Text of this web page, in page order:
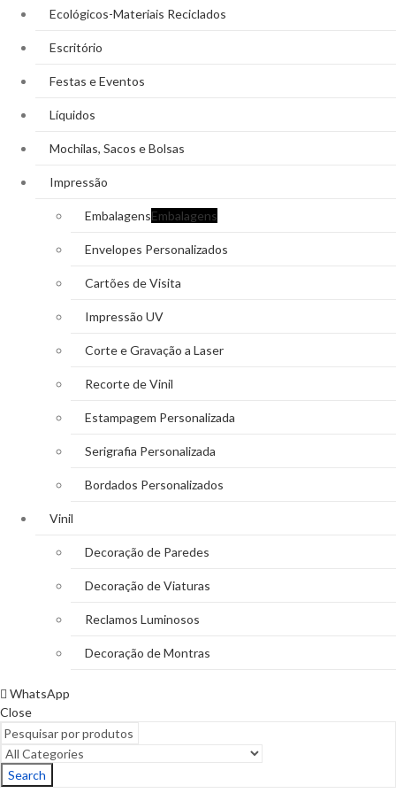
Ecológicos-Materiais Reciclados
Escritório
Festas e Eventos
Líquidos
Mochilas, Sacos e Bolsas
Impressão
EmbalagensEmbalagens
Envelopes Personalizados
Cartões de Visita
Impressão UV
Corte e Gravação a Laser
Recorte de Vinil
Estampagem Personalizada
Serigrafia Personalizada
Bordados Personalizados
Vinil
Decoração de Paredes
Decoração de Viaturas
Reclamos Luminosos
Decoração de Montras
WhatsApp
Close
Search